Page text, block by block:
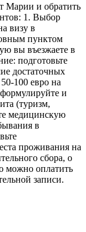
Марии и обратить
1. Выбор
визу в
пунктом
вы въезжаете в
подготовьте
достаточных
100 евро на
и
(туризм,
медицинскую
в
проживания на
сбора, о
можно оплатить
записи.